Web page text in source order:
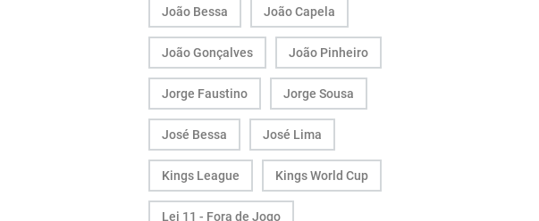
João Bessa João Capela
João Gonçalves João Pinheiro
Jorge Faustino Jorge Sousa
José Bessa José Lima
Kings League Kings World Cup
Lei 11 - Fora de Jogo